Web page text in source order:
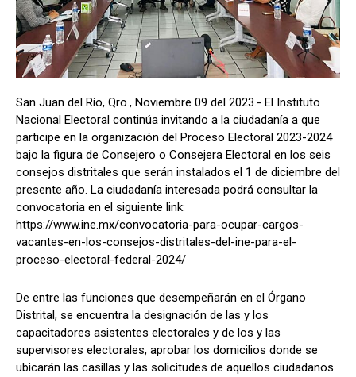
San Juan del Río, Qro., Noviembre 09 del 2023.- El Instituto
Nacional Electoral continúa invitando a la ciudadanía a que
participe en la organización del Proceso Electoral 2023-2024
bajo la figura de Consejero o Consejera Electoral en los seis
consejos distritales que serán instalados el 1 de diciembre del
presente año. La ciudadanía interesada podrá consultar la
convocatoria en el siguiente link:
https://www.ine.mx/convocatoria-para-ocupar-cargos-
vacantes-en-los-consejos-distritales-del-ine-para-el-
proceso-electoral-federal-2024/
De entre las funciones que desempeñarán en el Órgano
Distrital, se encuentra la designación de las y los
capacitadores asistentes electorales y de los y las
supervisores electorales, aprobar los domicilios donde se
ubicarán las casillas y las solicitudes de aquellos ciudadanos